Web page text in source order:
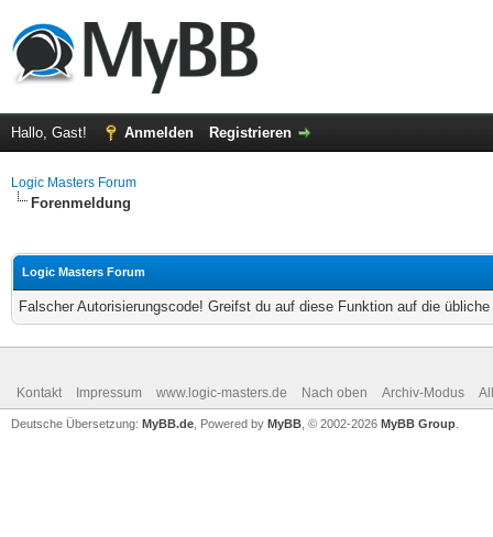
Hallo, Gast! Anmelden Registrieren
Logic Masters Forum
Forenmeldung
Logic Masters Forum
Falscher Autorisierungscode! Greifst du auf diese Funktion auf die
Kontakt Impressum www.logic-masters.de Nach oben Archiv-Modus
Deutsche Übersetzung: MyBB.de , Powered by MyBB , © 2002-2026 MyBB Group